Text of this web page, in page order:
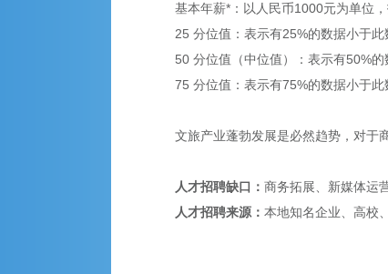
基本年薪*：以人民币1000元为单位
25 分位值：表示有25%的数据小于
50 分位值（中位值）：表示有50%
75 分位值：表示有75%的数据小于
文旅产业蓬勃发展是必然趋势，对于
人才招聘缺口： 商务拓展、新媒体运
人才招聘来源： 本地知名企业、高校